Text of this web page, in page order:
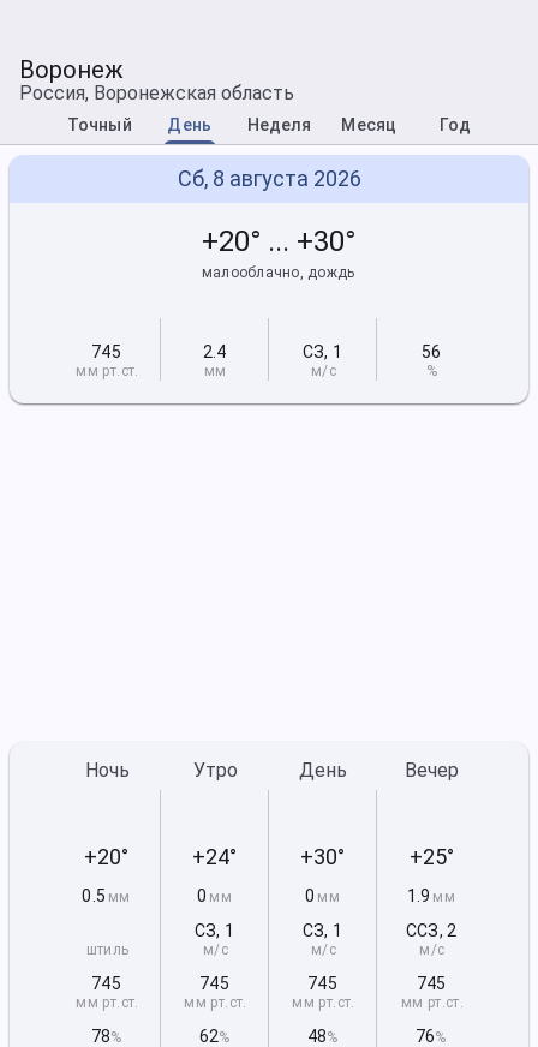
Воронеж
Россия, Воронежская область
Точный День Неделя Месяц Год
Сб, 8 августа 2026
+20° ... +30°
малооблачно, дождь
745
мм рт.ст.
2.4
мм
СЗ, 1
м/с
56
%
Ночь
+20°
0.5 мм
штиль
745
мм рт.ст.
78%
Утро
+24°
0 мм
СЗ, 1
м/с
745
мм рт.ст.
62%
День
+30°
0 мм
СЗ, 1
м/с
745
мм рт.ст.
48%
Вечер
+25°
1.9 мм
ССЗ, 2
м/с
745
мм рт.ст.
76%